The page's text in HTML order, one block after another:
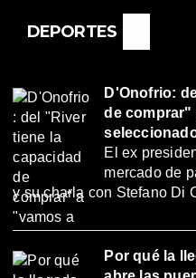
DEPORTES
D'Onofrio:
de comprar"
El ex
mercado de
y su charla con Stefano Di
Por qué la